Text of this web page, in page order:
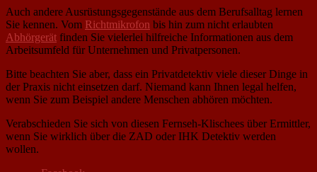
Auch andere Ausrüstungsgegenstände aus dem Berufsalltag lernen
Sie kennen. Vom Richtmikrofon bis hin zum nicht erlaubten
Abhörgerät finden Sie vielerlei hilfreiche Informationen aus dem
Arbeitsumfeld für Unternehmen und Privatpersonen.
Bitte beachten Sie aber, dass ein Privatdetektiv viele dieser Dinge in
der Praxis nicht einsetzen darf. Niemand kann Ihnen legal helfen,
wenn Sie zum Beispiel andere Menschen abhören möchten.
Verabschieden Sie sich von diesen Fernseh-Klischees über Ermittler,
wenn Sie wirklich über die ZAD oder IHK Detektiv werden
wollen.